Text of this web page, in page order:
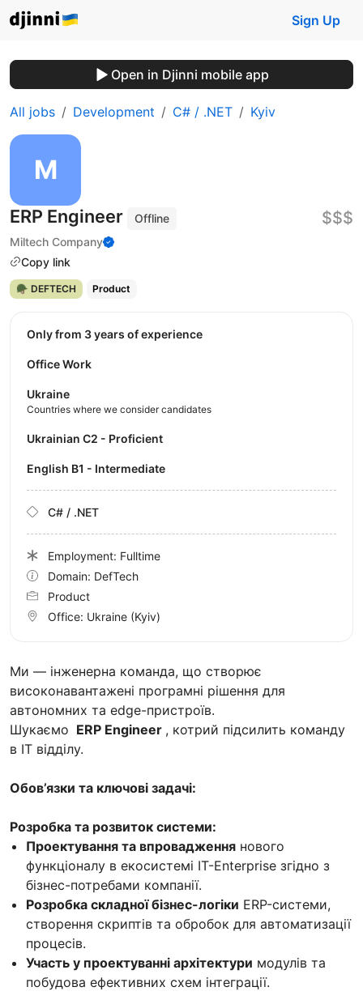
Sign Up
Open in Djinni mobile app
All jobs Development C# / .NET Kyiv
ERP Engineer
Offline
Miltech Company
Copy link
$$$
🪖 DEFTECH Product
Ми — інженерна команда, що створює
високонавантажені програмні рішення для
автономних та edge-пристроїв.
Шукаємо ERP Engineer , котрий підсилить команду
в IT відділу.
Обов’язки та ключові задачі:
Розробка та розвиток системи:
Проектування та впровадження нового
функціоналу в екосистемі IT-Enterprise згідно з
бізнес-потребами компанії.
Розробка складної бізнес-логіки ERP-системи,
створення скриптів та обробок для автоматизації
процесів.
Участь у проектуванні архітектури модулів та
побудова ефективних схем інтеграції.
Only from 3 years of experience
Office Work
Ukraine
Countries where we consider candidates
Ukrainian C2 - Proficient
English B1 - Intermediate
C# / .NET
Employment: Fulltime
Domain: DefTech
Product
Office: Ukraine (Kyiv)